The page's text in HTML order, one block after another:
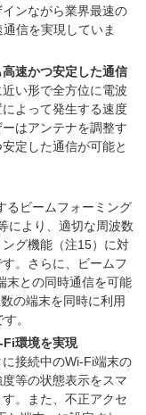
ンながら業界最速の
信を実現していま
速かつ安定した通信
い形で全方位に電波
よって発生する速度
はアンテナを調整す
定した通信が可能と
るビームフォーミング
により、適切な周波数
グ機能（注15）に対
。さらに、ビームフ
末との同時通信を可能
の端末を同時に利用
。
Fi環境を実現
に接続中のWi-Fi端末の
等の状態表示をスマ
。また、不正アクセ